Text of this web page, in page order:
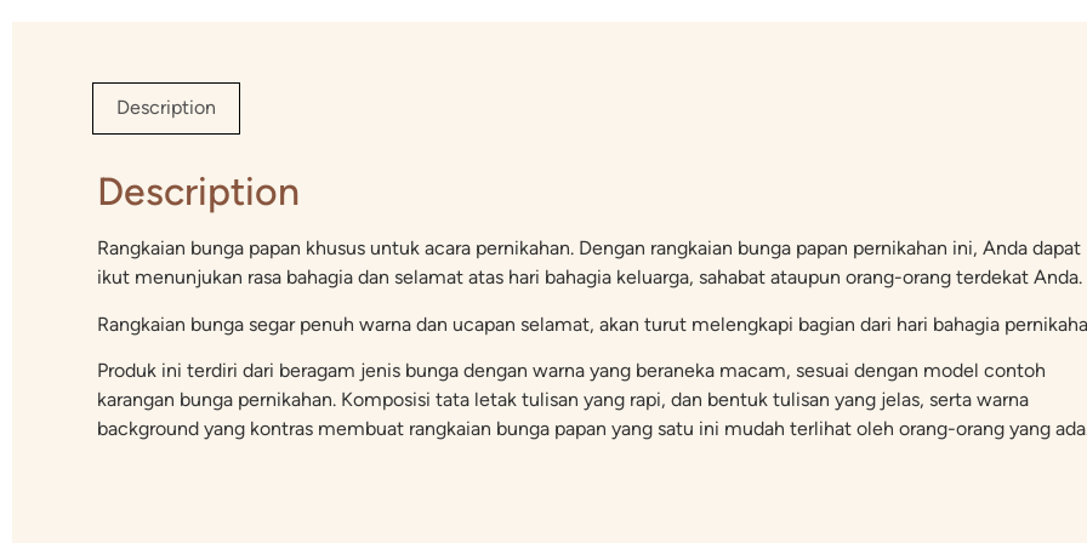
Description
Description
Rangkaian bunga papan khusus untuk acara pernikahan. Dengan rangkaian bunga papan pernikahan ini, Anda dapat
ikut menunjukan rasa bahagia dan selamat atas hari bahagia keluarga, sahabat ataupun orang-orang terdekat Anda.
Rangkaian bunga segar penuh warna dan ucapan selamat, akan turut melengkapi bagian dari hari bahagia
Produk ini terdiri dari beragam jenis bunga dengan warna yang beraneka macam, sesuai dengan model contoh
karangan bunga pernikahan. Komposisi tata letak tulisan yang rapi, dan bentuk tulisan yang jelas, serta warna
background yang kontras membuat rangkaian bunga papan yang satu ini mudah terlihat oleh orang-orang yang